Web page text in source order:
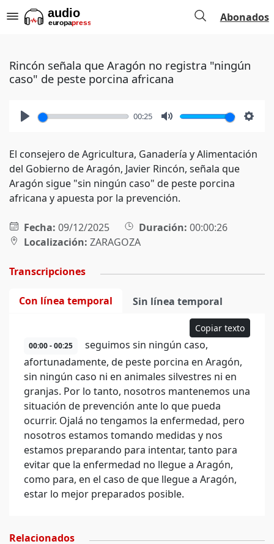
Abonados
Rincón señala que Aragón no registra "ningún
caso" de peste porcina africana
00:25
El consejero de Agricultura, Ganadería y Alimentación
del Gobierno de Aragón, Javier Rincón, señala que
Aragón sigue "sin ningún caso" de peste porcina
africana y apuesta por la prevención.
Fecha: 09/12/2025 Duración: 00:00:26
Localización: ZARAGOZA
Transcripciones
Con línea temporal Sin línea temporal
Copiar texto
00:00 - 00:25
seguimos sin ningún caso,
afortunadamente, de peste porcina en Aragón,
sin ningún caso ni en animales silvestres ni en
granjas. Por lo tanto, nosotros mantenemos una
situación de prevención ante lo que pueda
ocurrir. Ojalá no tengamos la enfermedad, pero
nosotros estamos tomando medidas y nos
estamos preparando para intentar, tanto para
evitar que la enfermedad no llegue a Aragón,
como para, en el caso de que llegue a Aragón,
estar lo mejor preparados posible.
Relacionados